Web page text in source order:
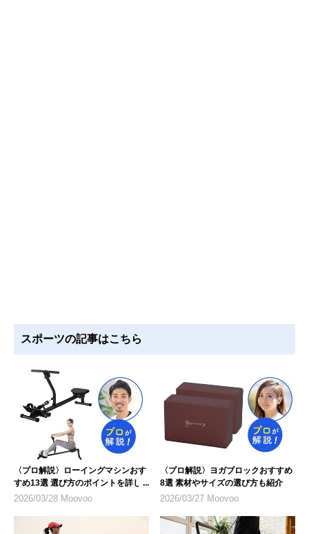
スポーツの記事はこちら
〈プロ解説〉ローイングマシンおす
すめ13選 選び方のポイントを詳し
く紹介
2026/03/28 Moovoo
〈プロ解説〉ヨガブロックおすすめ
8選 素材やサイズの選び方も紹介
2026/03/27 Moovoo